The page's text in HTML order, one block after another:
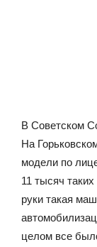
В Советском
На
модели по
11 тысяч
руки такая
целом все